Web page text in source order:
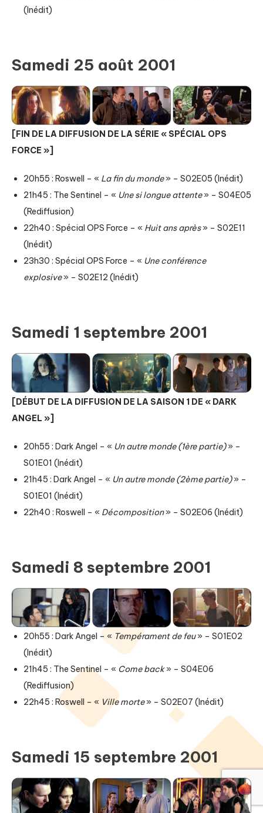
(Inédit)
Samedi 25 août 2001
[FIN DE LA DIFFUSION DE LA SÉRIE « SPÉCIAL OPS
FORCE »]
20h55 : Roswell – « La fin du monde» – S02E05 (Inédit)
21h45 : The Sentinel – « Une si longue attente» – S04E05
(Rediffusion)
22h40 : Spécial OPS Force – « Huit ans après» – S02E11
(Inédit)
23h30 : Spécial OPS Force – « Une conférence
explosive» – S02E12 (Inédit)
Samedi 1 septembre 2001
[DÉBUT DE LA DIFFUSION DE LA SAISON 1 DE « DARK
ANGEL »]
20h55 : Dark Angel – « Un autre monde (1ère partie)» –
S01E01 (Inédit)
21h45 : Dark Angel – « Un autre monde (2ème partie)» –
S01E01 (Inédit)
22h40 : Roswell – « Décomposition» – S02E06 (Inédit)
Samedi 8 septembre 2001
20h55 : Dark Angel – « Tempérament de feu» – S01E02
(Inédit)
21h45 : The Sentinel – « Come back» – S04E06
(Rediffusion)
22h45 : Roswell – « Ville morte» – S02E07 (Inédit)
Samedi 15 septembre 2001